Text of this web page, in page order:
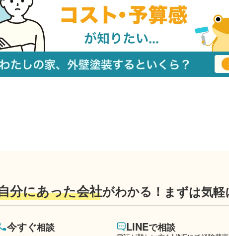
分にあった会社がわかる！ まずは気
今すぐ相談 LINEで相談